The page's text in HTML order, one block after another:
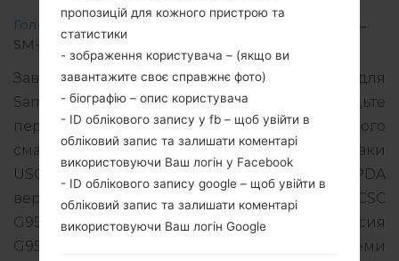
Головна Galaxy S8 Plus SamsungSM-G955U
→
SM-G955U_1_20190411093227_5ccrgztt7f_fac.zip
Завантажте останнє оновлення прошивки для
Samsung Galaxy S8 Plus, але не забудьте
перевірити, чи відповідає номер моделі вашого
смартфона вказаному SM-G955U. Код прошивки
USC для USA. Продукт поставляється з PDA
версією G955USQU5DSD3 версія CSC
G955UOYN5DSD3, MODEM версия
G955USQU5DSD3. Версія операційної системи
пропозицій для кожного пристрою та
статистики
- зображення користувача – (якщо ви
завантажите своє справжнє фото)
- біографію – опис користувача
- ID облікового запису у fb – щоб увійти в
обліковий запис та залишати коментарі
використовуючи Ваш логін у Facebook
- ID облікового запису google – щоб увійти в
обліковий запис та залишати коментарі
використовуючи Ваш логін Google